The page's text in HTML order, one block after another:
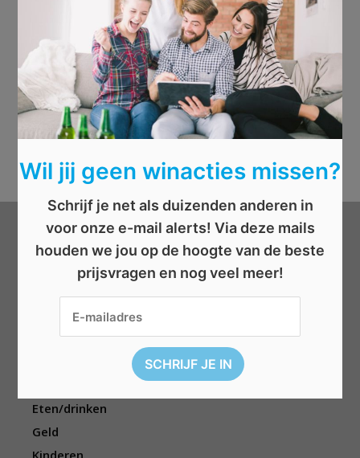
Categorieën
Boeken
Cadeau
Eten/drinken
Geld
Kinderen
Wil jij geen winacties missen?
Schrijf je net als duizenden anderen in
voor onze e-mail alerts! Via deze mails
houden we jou op de hoogte van de beste
prijsvragen en nog veel meer!